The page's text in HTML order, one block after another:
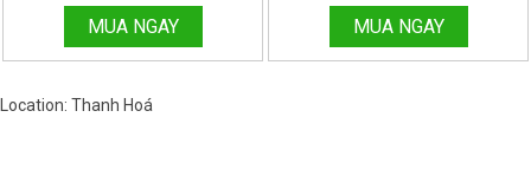
MUA NGAY MUA NGAY
Location: Thanh Hoá